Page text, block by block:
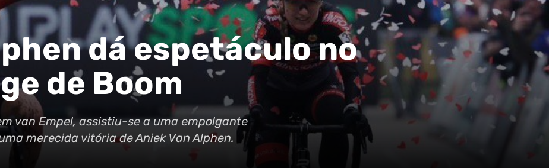
dá espetáculo no
de Boom
van Empel, assistiu-se a uma empolgante
merecida vitória de Aniek Van Alphen.